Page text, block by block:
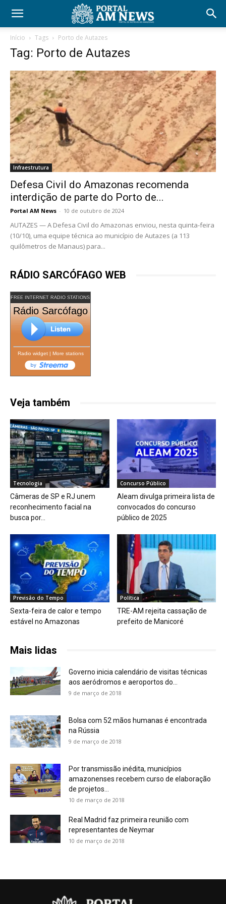
Início Tags Porto de Autazes
Tag: Porto de Autazes
Infraestrutura
Defesa Civil do Amazonas recomenda
interdição de parte do Porto de...
Portal AM News - 10 de outubro de 2024
AUTAZES — A Defesa Civil do Amazonas enviou, nesta quinta-feira
(10/10), uma equipe técnica ao município de Autazes (a 113
quilômetros de Manaus) para...
RÁDIO SARCÓFAGO WEB
FREE INTERNET RADIO STATIONS
Rádio Sarcófago
Radio widget| More stations
Veja também
Tecnologia
Câmeras de SP e RJ unem
reconhecimento facial na
busca por...
Concurso Público
Aleam divulga primeira lista de
convocados do concurso
público de 2025
Previsão do Tempo
Sexta-feira de calor e tempo
estável no Amazonas
Política
TRE-AM rejeita cassação de
prefeito de Manicoré
Mais lidas
Governo inicia calendário de visitas técnicas
aos aeródromos e aeroportos do...
9 de março de 2018
Bolsa com 52 mãos humanas é encontrada
na Rússia
9 de março de 2018
Por transmissão inédita, municípios
amazonenses recebem curso de elaboração
de projetos...
10 de março de 2018
Real Madrid faz primeira reunião com
representantes de Neymar
10 de março de 2018